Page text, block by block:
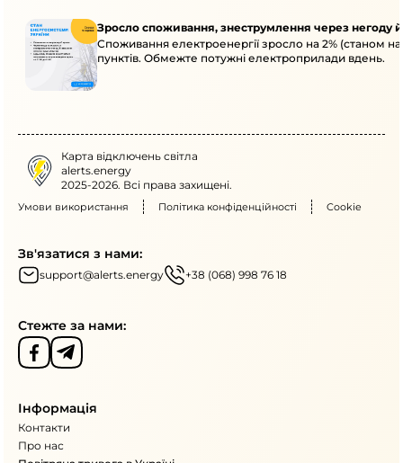
Зросло споживання, знеструмлення через негоду
Споживання електроенергії зросло на 2% (станом
пунктів. Обмежте потужні електроприлади вдень.
Карта відключень світла
alerts.energy
2025-2026. Всі права захищені.
Умови використання Політика конфіденційності Cookie
Зв'язатися з нами:
support@alerts.energy +38 (068) 998 76 18
Стежте за нами:
Інформація
Контакти
Про нас